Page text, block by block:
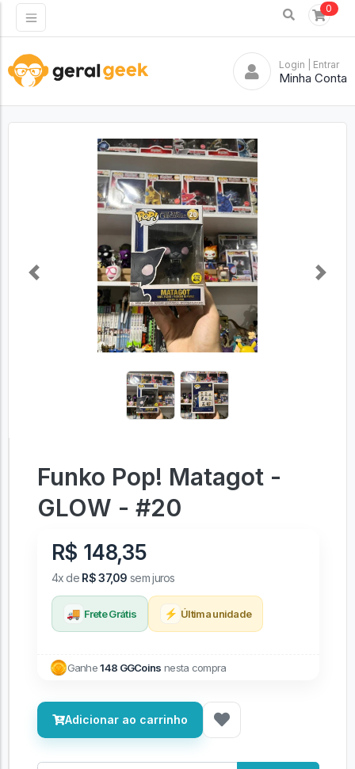
0
Login | Entrar
Minha Conta
Previous Next
Funko Pop! Matagot -
GLOW - #20
R$ 148,35
4x de R$ 37,09 sem juros
🚚 Frete Grátis ⚡ Última unidade
Ganhe148 GGCoins nesta compra
Adicionar ao carrinho